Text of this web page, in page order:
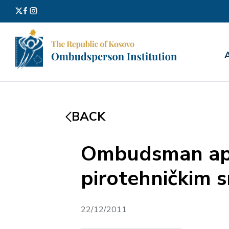
BACK
Ombudsman
pirotehničkim
22/12/2011